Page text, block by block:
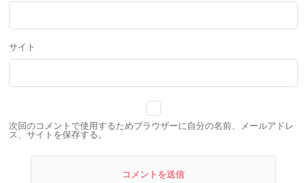
サイト
次回のコメントで使用するためブラウザーに自分の名前、メールアドレ
ス、サイトを保存する。